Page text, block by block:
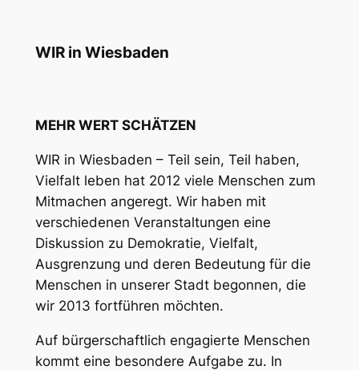
WIR in Wiesbaden
MEHR WERT SCHÄTZEN
WIR in Wiesbaden – Teil sein, Teil haben,
Vielfalt leben hat 2012 viele Menschen zum
Mitmachen angeregt. Wir haben mit
verschiedenen Veranstaltungen eine
Diskussion zu Demokratie, Vielfalt,
Ausgrenzung und deren Bedeutung für die
Menschen in unserer Stadt begonnen, die
wir 2013 fortführen möchten.
Auf bürgerschaftlich engagierte Menschen
kommt eine besondere Aufgabe zu. In